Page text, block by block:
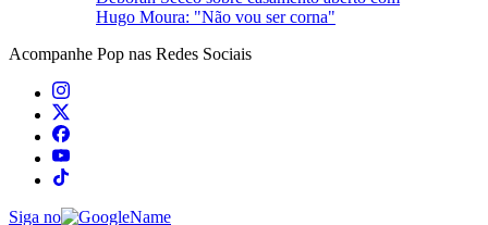
Hugo Moura: "Não vou ser corna"
Acompanhe Pop nas Redes Sociais
Siga no